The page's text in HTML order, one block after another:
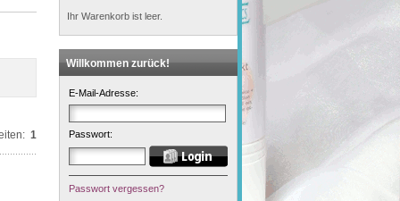
1
Ihr Warenkorb ist leer.
Willkommen zurück!
E-Mail-Adresse:
Passwort:
Passwort vergessen?